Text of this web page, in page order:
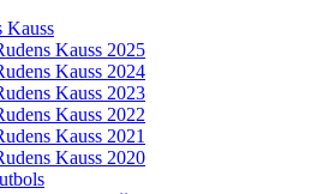
Kauss
Kauss 2025
Kauss 2024
Kauss 2023
Kauss 2022
Kauss 2021
Kauss 2020